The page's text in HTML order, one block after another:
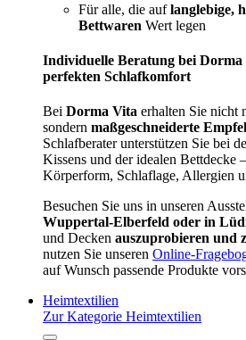
Für alle, die auflanglebige,
Bettwaren Wert legen
Individuelle Beratung bei
perfekten Schlafkomfort
Bei Dorma Vita erhalten Sie nicht
sondern maßgeschneiderte
Schlafberater unterstützen Sie bei
Kissens und der idealen Bettdecke
Körperform, Schlaflage, Allergien
Besuchen Sie uns in unseren
Wuppertal-Elberfeld oder in
und Decken auszuprobieren und
nutzen Sie unseren Online-
auf Wunsch passende Produkte
Heimtextilien
Zur Kategorie Heimtextilien